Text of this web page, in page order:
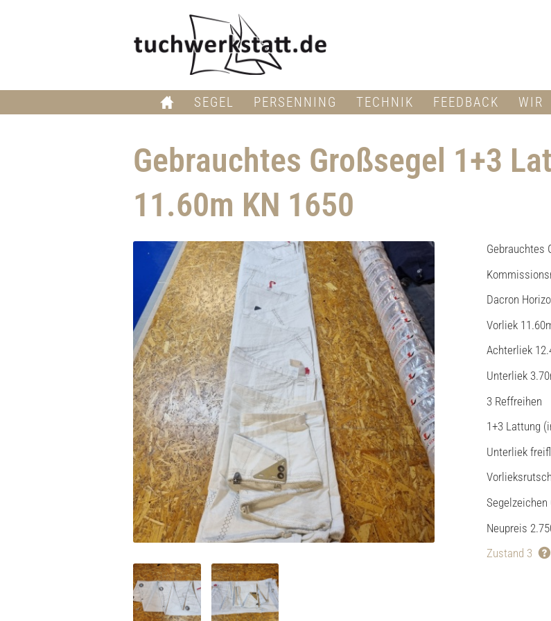
SEGEL PERSENNING TECHNIK FEEDBACK WIR
Gebrauchtes Großsegel 1+3
11.60m KN 1650
Gebrauchtes
Dacron
Vorliek
Achterliek
Unterliek
3 Reffreihen
1+3 Lattung
Unterliek
Segelzeichen
Neupreis
Zustand 3